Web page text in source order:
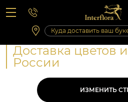
Вопросы-ответы
Сб 10:00 ‐ 14:00
Выходные и праздничные дни
Доставка цветов
России
ИЗМЕНИТЬ